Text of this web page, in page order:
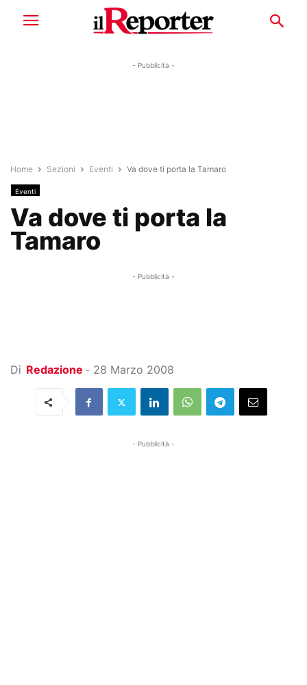
- Pubblicità -
Home Sezioni Eventi Va dove ti porta la Tamaro
Eventi
Va dove ti porta la
Tamaro
- Pubblicità -
Di Redazione - 28 Marzo 2008
- Pubblicità -